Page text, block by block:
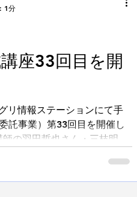
座33回目を開
リ情報ステーションにて手
託事業）第33回目を開催し
の羽田哲也さん・三枝明仁
受講者がそれぞれで復習
1分